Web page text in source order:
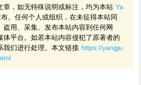
章，如无特殊说明或标注，均为本站 Ya
布。任何个人或组织，在未征得本站同
盗用、采集、发布本站内容到任何网
体平台。如若本站内容侵犯了原著者的
我们进行处理。本文链接 https://yangju